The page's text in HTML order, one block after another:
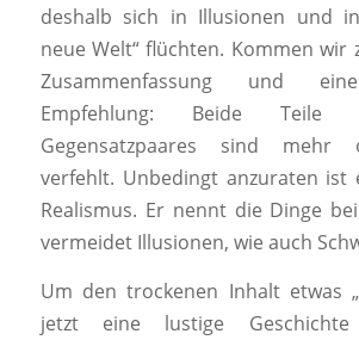
deshalb sich in Illusionen und
neue Welt“ flüchten. Kommen wir
Zusammenfassung und
Empfehlung: Beide Teile
Gegensatzpaares sind mehr
verfehlt. Unbedingt anzuraten ist
Realismus. Er nennt die Dinge
vermeidet Illusionen, wie auch
Um den trockenen Inhalt etwas
jetzt eine lustige